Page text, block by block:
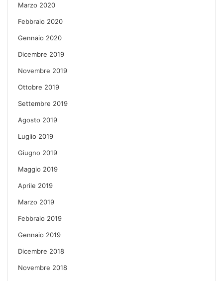
Marzo 2020
Febbraio 2020
Gennaio 2020
Dicembre 2019
Novembre 2019
Ottobre 2019
Settembre 2019
Agosto 2019
Luglio 2019
Giugno 2019
Maggio 2019
Aprile 2019
Marzo 2019
Febbraio 2019
Gennaio 2019
Dicembre 2018
Novembre 2018